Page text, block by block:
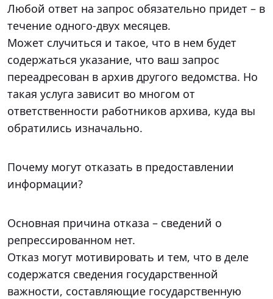
Любой ответ на запрос обязательно придет – в
течение одного-двух месяцев.
Может случиться и такое, что в нем будет
содержаться указание, что ваш запрос
переадресован в архив другого ведомства. Но
такая услуга зависит во многом от
ответственности работников архива, куда вы
обратились изначально.
Почему могут отказать в предоставлении
информации?
Основная причина отказа – сведений о
репрессированном нет.
Отказ могут мотивировать и тем, что в деле
содержатся сведения государственной
важности, составляющие государственную